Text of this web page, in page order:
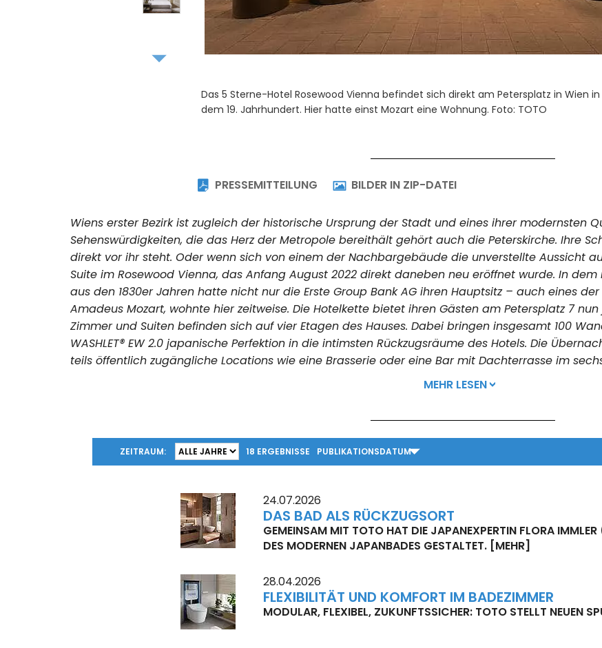
Die Executive Suite des Luxushotels lädt mit ihrem gediegenen Ambiente zu
Annehmlichkeiten in die österreichische Hauptstadt ein. Foto: Rosewood Vienna
PRESSEMITTEILUNG BILDER IN ZIP-DATEI
Wiens erster Bezirk ist zugleich der historische Ursprung der Stadt und eines ihrer modernsten
Sehenswürdigkeiten, die das Herz der Metropole bereithält gehört auch die Peterskirche. Ihre
direkt vor ihr steht. Oder wenn sich von einem der Nachbargebäude die unverstellte Aussicht
Suite im Rosewood Vienna, das Anfang August 2022 direkt daneben neu eröffnet wurde. In
aus den 1830er Jahren hatte nicht nur die Erste Group Bank AG ihren Hauptsitz – auch eines
Amadeus Mozart, wohnte hier zeitweise. Die Hotelkette bietet ihren Gästen am Petersplatz 7
Zimmer und Suiten befinden sich auf vier Etagen des Hauses. Dabei bringen insgesamt 100 Wand
WASHLET® EW 2.0 japanische Perfektion in die intimsten Rückzugsräume des Hotels. Die
teils öffentlich zugängliche Locations wie eine Brasserie oder eine Bar mit Dachterrasse im
MEHR LESEN
ZEITRAUM: 18 ERGEBNISSE PUBLIKATIONSDATUM
24.07.2026
DAS BAD ALS RÜCKZUGSORT
GEMEINSAM MIT TOTO HAT DIE JAPANEXPERTIN FLORA
DES MODERNEN JAPANBADES GESTALTET. [MEHR]
28.04.2026
FLEXIBILITÄT UND KOMFORT IM BADEZIMMER
MODULAR, FLEXIBEL, ZUKUNFTSSICHER: TOTO STELLT NEUEN